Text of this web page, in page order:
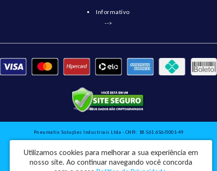
Informativo
-->
Pneumatix Soluções Industriais Ltda - CNPJ: 18.561.656/0001-49
Pneumatix © 2026
Utilizamos cookies para melhorar a sua experiência em
nosso site. Ao continuar navegando você concorda